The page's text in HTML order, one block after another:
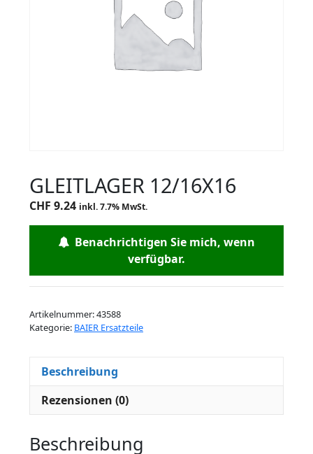
GLEITLAGER 12/16X16
CHF 9.24 inkl. 7.7% MwSt.
Benachrichtigen Sie mich, wenn
verfügbar.
Artikelnummer:43588
Kategorie: BAIER Ersatzteile
Beschreibung
Rezensionen (0)
Beschreibung